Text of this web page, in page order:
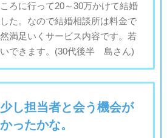
ろに行って20～30万かけて結婚
た。なので結婚相談所は料金で
満足いくサービス内容です。若
できます。(30代後半 島さん)
し担当者と会う機会が
ったかな。